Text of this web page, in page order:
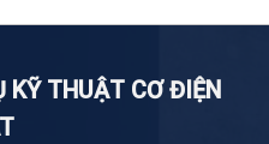
KỸ THUẬT CƠ ĐIỆN